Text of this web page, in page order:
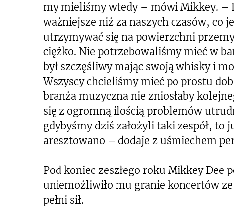
my mieliśmy wtedy – mówi Mikkey. –
ważniejsze niż za naszych czasów, co
utrzymywać się na powierzchni
ciężko. Nie potrzebowaliśmy mieć w
był szczęśliwy mając swoją whisky i
Wszyscy chcieliśmy mieć po prostu
branża muzyczna nie zniosłaby
się z ogromną ilością problemów
gdybyśmy dziś założyli taki zespół, to
aresztowano – dodaje z uśmiechem
Pod koniec zeszłego roku Mikkey Dee
uniemożliwiło mu granie koncertów
pełni sił.